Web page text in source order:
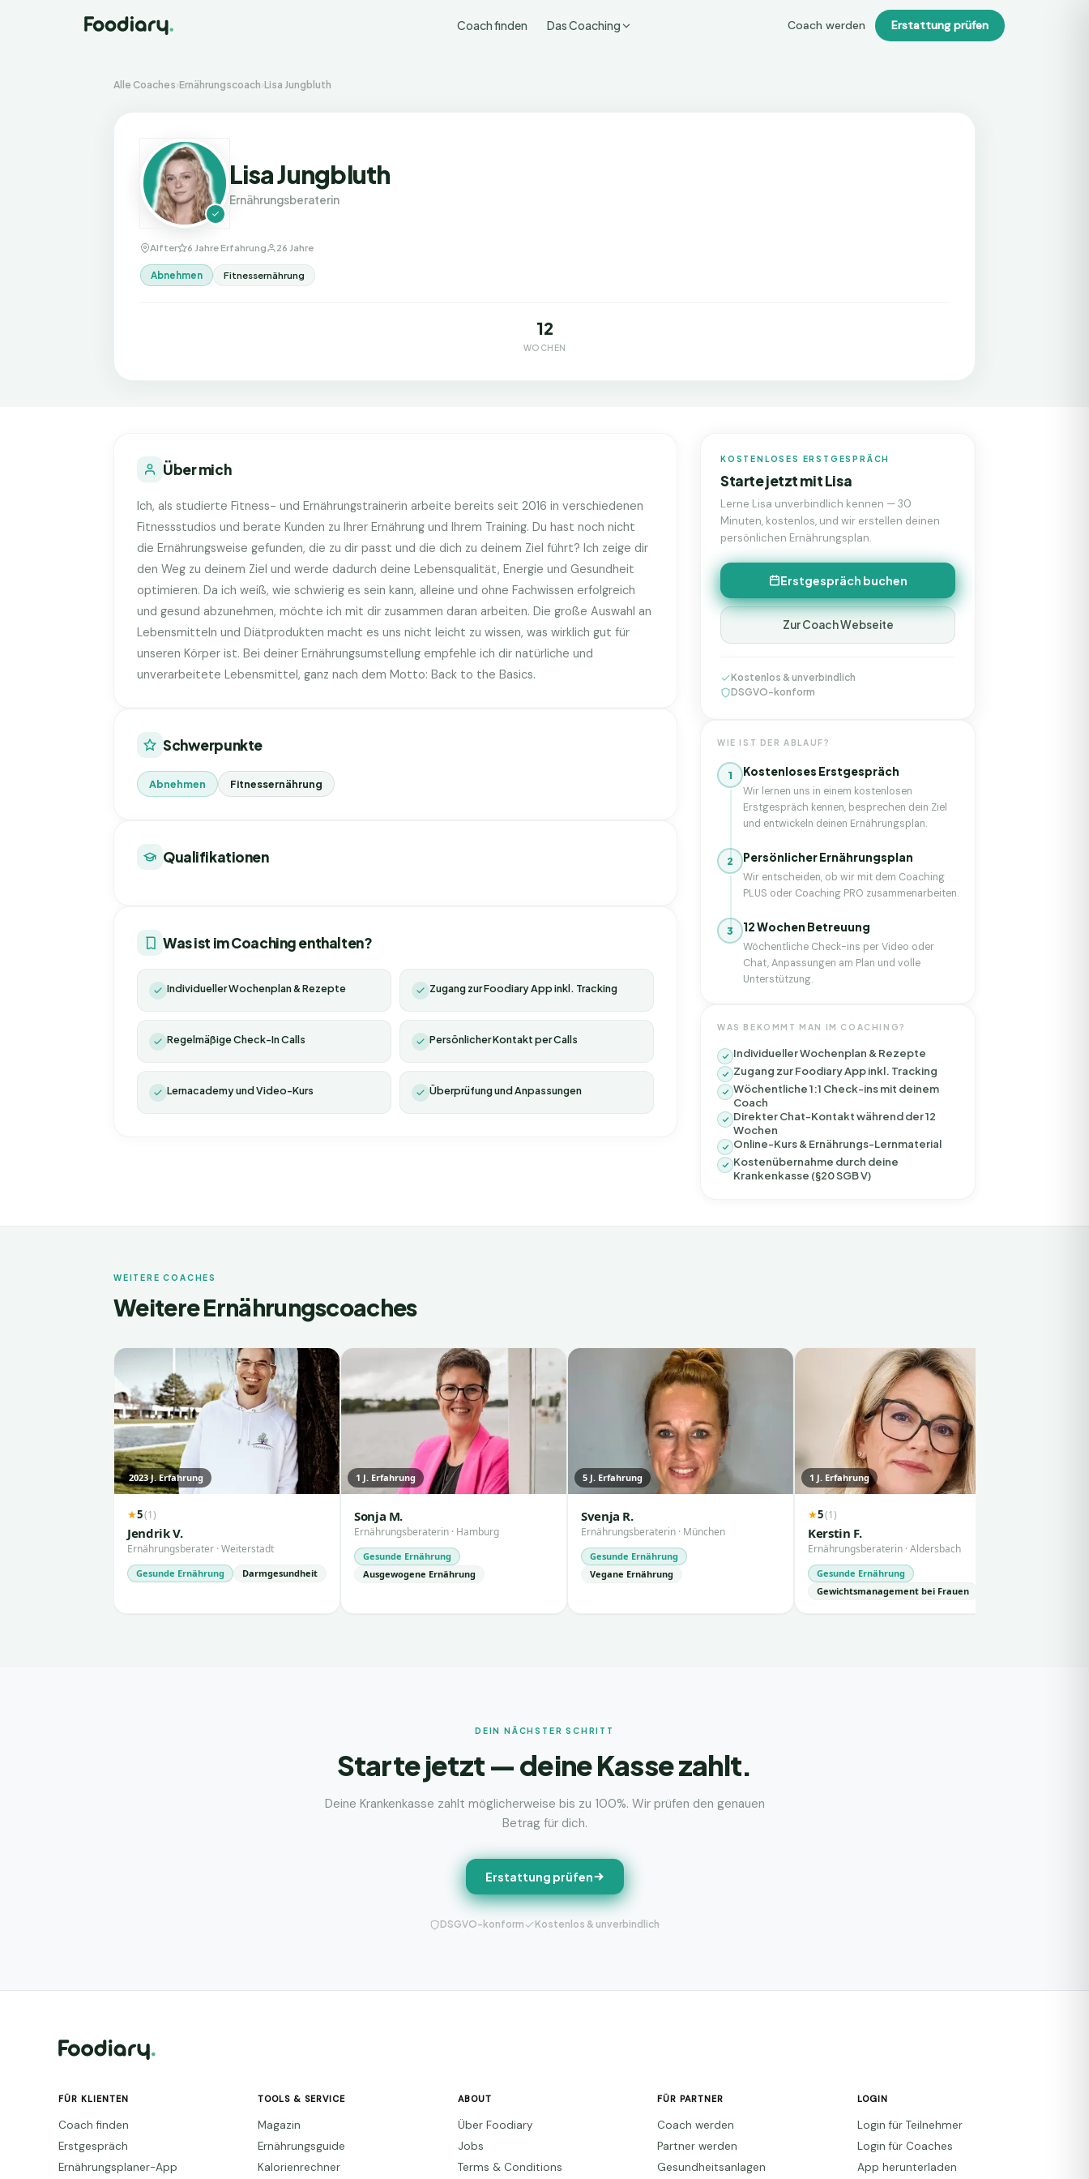
Coach finden Das Coaching Coach werden Erstattung prüfen
Alle Coaches›Ernährungscoach›Lisa Jungbluth
Lisa Jungbluth
Ernährungsberaterin
Alfter 6 Jahre Erfahrung 26 Jahre
Abnehmen Fitnessernährung
12
WOCHEN
Über mich
Ich, als studierte Fitness- und Ernährungstrainerin arbeite bereits seit 2016 in verschiedenen
Fitnessstudios und berate Kunden zu Ihrer Ernährung und Ihrem Training. Du hast noch nicht
die Ernährungsweise gefunden, die zu dir passt und die dich zu deinem Ziel führt? Ich zeige dir
den Weg zu deinem Ziel und werde dadurch deine Lebensqualität, Energie und Gesundheit
optimieren. Da ich weiß, wie schwierig es sein kann, alleine und ohne Fachwissen erfolgreich
und gesund abzunehmen, möchte ich mit dir zusammen daran arbeiten. Die große Auswahl an
Lebensmitteln und Diätprodukten macht es uns nicht leicht zu wissen, was wirklich gut für
unseren Körper ist. Bei deiner Ernährungsumstellung empfehle ich dir natürliche und
unverarbeitete Lebensmittel, ganz nach dem Motto: Back to the Basics.
Schwerpunkte
Abnehmen Fitnessernährung
Qualifikationen
Was ist im Coaching enthalten?
Individueller Wochenplan & Rezepte Zugang zur Foodiary App inkl. Tracking
Regelmäßige Check-In Calls Persönlicher Kontakt per Calls
Lernacademy und Video-Kurs Überprüfung und Anpassungen
KOSTENLOSES ERSTGESPRÄCH
Starte jetzt mitLisa
Lerne Lisa unverbindlich kennen — 30
Minuten, kostenlos, und wir erstellen deinen
persönlichen Ernährungsplan.
Erstgespräch buchen
Zur Coach Webseite
Kostenlos & unverbindlich
DSGVO-konform
WIE IST DER ABLAUF?
1 Kostenloses Erstgespräch
Wir lernen uns in einem kostenlosen
Erstgespräch kennen, besprechen dein Ziel
und entwickeln deinen Ernährungsplan.
2 Persönlicher Ernährungsplan
Wir entscheiden, ob wir mit dem Coaching
PLUS oder Coaching PRO zusammenarbeiten.
3 12 Wochen Betreuung
Wöchentliche Check-ins per Video oder
Chat, Anpassungen am Plan und volle
Unterstützung.
WAS BEKOMMT MAN IM COACHING?
Individueller Wochenplan & Rezepte
Zugang zur Foodiary App inkl. Tracking
Wöchentliche 1:1 Check-ins mit deinem
Coach
Direkter Chat-Kontakt während der 12
Wochen
Online-Kurs & Ernährungs-Lernmaterial
Kostenübernahme durch deine
Krankenkasse (§20 SGB V)
WEITERE COACHES
Weitere Ernährungscoaches
2023J. Erfahrung
★5(1)
Jendrik V.
Ernährungsberater ·Weiterstadt
Gesunde Ernährung Darmgesundheit
1 J. Erfahrung
Sonja M.
Ernährungsberaterin · Hamburg
Gesunde Ernährung
Ausgewogene Ernährung
5 J. Erfahrung
Svenja R.
Ernährungsberaterin · München
Gesunde Ernährung
Vegane Ernährung
1 J. Erfahrung
★5(1)
Kerstin F.
Ernährungsberaterin ·Aldersbach
Gesunde Ernährung
Gewichtsmanagement bei Frauen
DEIN NÄCHSTER SCHRITT
Starte jetzt — deine Kasse zahlt.
Deine Krankenkasse zahlt möglicherweise bis zu 100%. Wir prüfen den genauen
Betrag für dich.
Erstattung prüfen
DSGVO-konform Kostenlos & unverbindlich
FÜR KLIENTEN
Coach finden
Erstgespräch
Ernährungsplaner-App
TOOLS & SERVICE
Magazin
Ernährungsguide
Kalorienrechner
ABOUT
Über Foodiary
Jobs
Terms & Conditions
FÜR PARTNER
Coach werden
Partner werden
Gesundheitsanlagen
LOGIN
Login für Teilnehmer
Login für Coaches
App herunterladen